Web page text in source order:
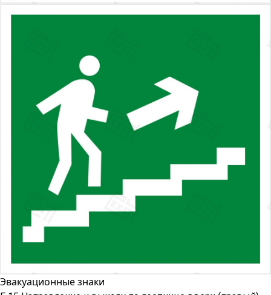
Эвакуационные знаки